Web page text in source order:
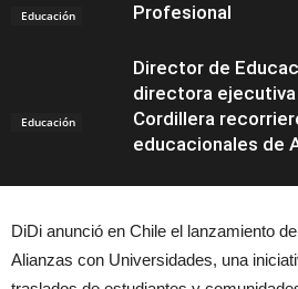
Educación
Profesional
Educación
Director de
directora ejecutiva
Cordillera
educacionales de
DiDi anunció en Chile el lanzamiento
Alianzas con Universidades, una